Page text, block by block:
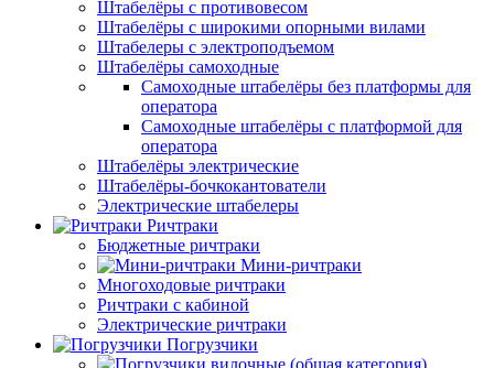
Штабелёры с противовесом
Штабелёры с широкими опорными вилами
Штабелеры с электроподъемом
Штабелёры самоходные
Самоходные штабелёры без платформы для
оператора
Самоходные штабелёры с платформой для
оператора
Штабелёры электрические
Штабелёры-бочкокантователи
Электрические штабелеры
Ричтраки
Бюджетные ричтраки
Мини-ричтраки
Многоходовые ричтраки
Ричтраки с кабиной
Электрические ричтраки
Погрузчики